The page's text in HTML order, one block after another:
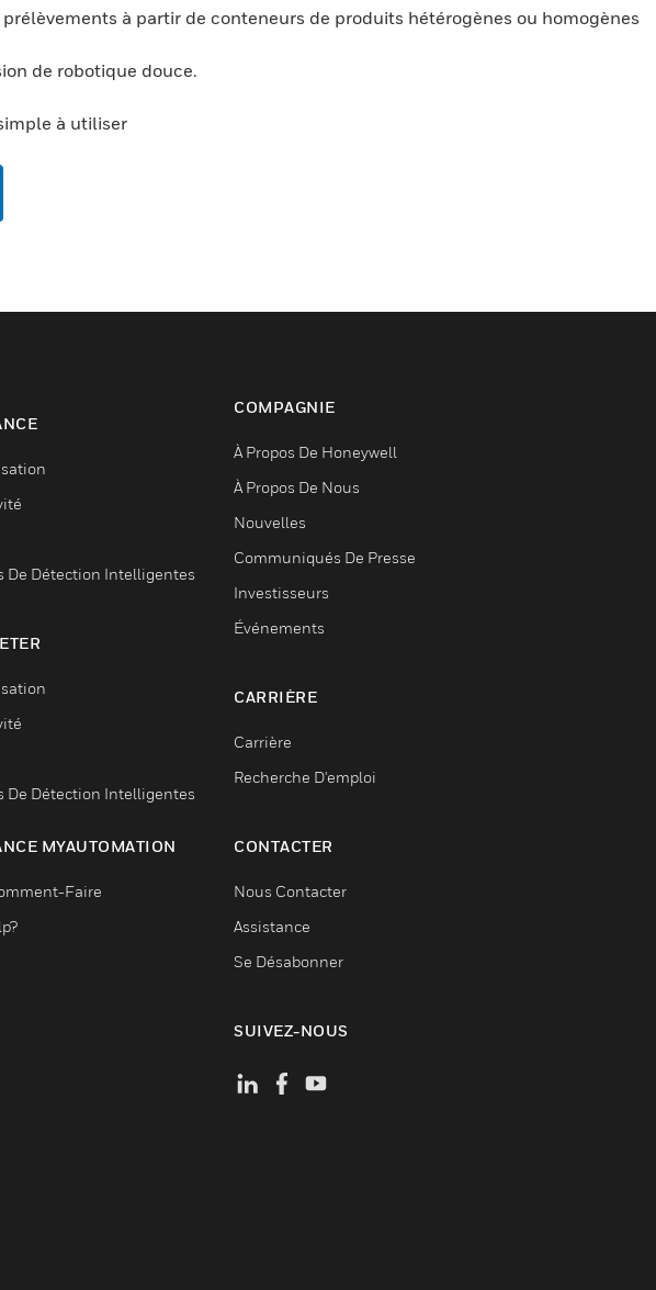
à partir de conteneurs de produits hétérogènes ou homogènes
de robotique douce.
à utiliser
De Détection Intelligentes
De Détection Intelligentes
MYAUTOMATION
Faire
COMPAGNIE
À Propos De Honeywell
À Propos De Nous
Nouvelles
Communiqués De Presse
Investisseurs
Événements
CARRIÈRE
Carrière
Recherche D'emploi
CONTACTER
Nous Contacter
Assistance
Se Désabonner
SUIVEZ-NOUS